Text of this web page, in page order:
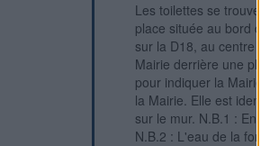
Les toilettes se
place située au bord
sur la D18, au centre
Mairie derrière une
pour indiquer la
la Mairie. Elle est
sur le mur. N.B.1 :
N.B.2 : L'eau de la